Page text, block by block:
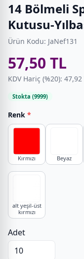
14 Bölmeli
Kutusu-
Ürün Kodu: JaNef131
57,50 TL
KDV Hariç (%20): 47,92
Stokta (9999)
Renk *
Kırmızı Beyaz
alt yeşil-üst
kırmızı
Adet